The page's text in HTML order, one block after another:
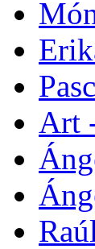
Art